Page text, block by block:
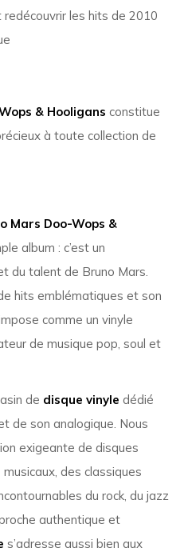
les hits de 2010
& Hooligans constitue
à toute collection de
Mars Doo-Wops &
album : c’est un
du talent de Bruno Mars.
hits emblématiques et son
comme un vinyle
de musique pop, soul et
de disque vinyle dédié
de son analogique. Nous
exigeante de disques
des classiques
du rock, du jazz
authentique et
s’adresse aussi bien aux